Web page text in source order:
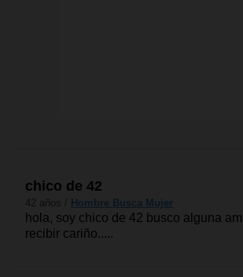
chico de 42
42 años / Hombre Busca Mujer
hola, soy chico de 42 busco alguna
recibir cariño.....